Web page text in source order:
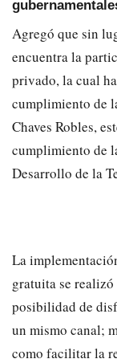
Agregó que sin
encuentra la
privado, la cual
cumplimiento de
Chaves Robles,
cumplimiento de
Desarrollo de la
La
gratuita se
posibilidad de
un mismo canal;
como facilitar la